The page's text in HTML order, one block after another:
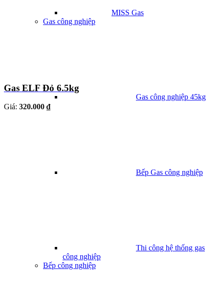
MISS Gas
Gas công nghiệp
Gas công nghiệp 45kg
Bếp Gas công nghiệp
Thi công hệ thống gas
công nghiệp
Bếp công nghiệp
Gas ELF Đỏ 6.5kg
Giá: 320.000 ₫